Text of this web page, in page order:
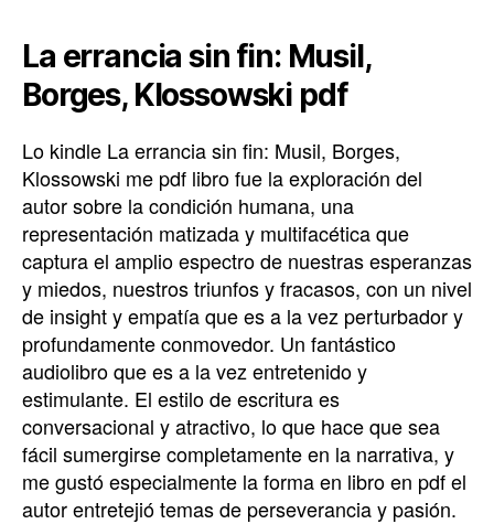
La errancia sin fin: Musil,
Borges, Klossowski pdf
Lo kindle La errancia sin fin: Musil, Borges,
Klossowski me pdf libro fue la exploración del
autor sobre la condición humana, una
representación matizada y multifacética que
captura el amplio espectro de nuestras esperanzas
y miedos, nuestros triunfos y fracasos, con un nivel
de insight y empatía que es a la vez perturbador y
profundamente conmovedor. Un fantástico
audiolibro que es a la vez entretenido y
estimulante. El estilo de escritura es
conversacional y atractivo, lo que hace que sea
fácil sumergirse completamente en la narrativa, y
me gustó especialmente la forma en libro en pdf el
autor entretejió temas de perseverancia y pasión.